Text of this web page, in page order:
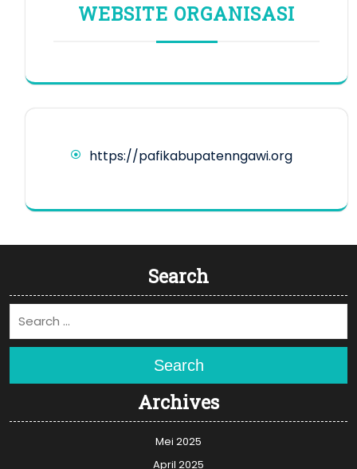
WEBSITE ORGANISASI
https://pafikabupatenngawi.org
Search
Search
Archives
Mei 2025
April 2025